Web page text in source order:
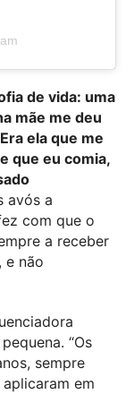
de vida: uma
mãe me deu
ela que me
que eu comia,
avós a
com que o
a receber
e não
“Os
sempre
em